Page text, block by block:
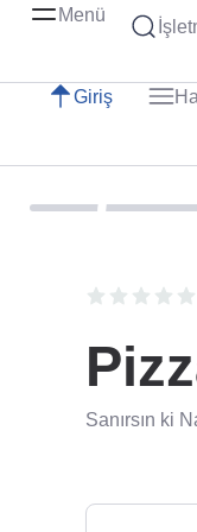
Menü
Giriş
Sanırsın ki